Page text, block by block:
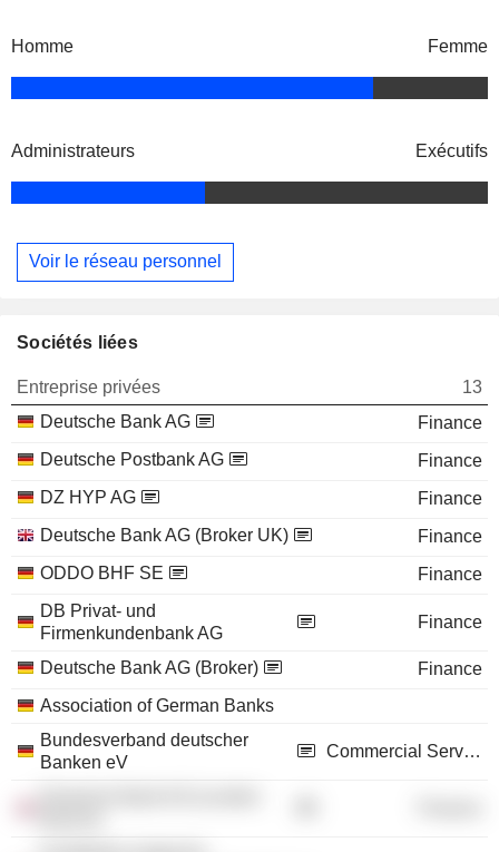
Homme Femme
Administrateurs Exécutifs
Voir le réseau personnel
Sociétés liées
Entreprise privées
13
Deutsche Bank AG
Finance
Deutsche Postbank AG
Finance
DZ HYP AG
Finance
Deutsche Bank AG (Broker UK)
Finance
ODDO BHF SE
Finance
DB Privat- und
Firmenkundenbank AG
Finance
Deutsche Bank AG (Broker)
Finance
Association of German Banks
Bundesverband deutscher
Banken eV
Commercial Services